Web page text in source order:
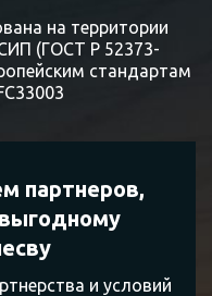
на территории
(ГОСТ Р 52373-
стандартам
партнеров,
и условий